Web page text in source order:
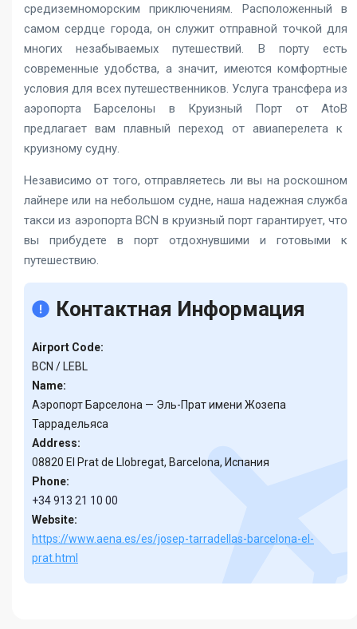
средиземноморским приключениям. Расположенный в
самом сердце города, он служит отправной точкой для
многих незабываемых путешествий. В порту есть
современные удобства, а значит, имеются комфортные
условия для всех путешественников. Услуга трансфера из
аэропорта Барселоны в Круизный Порт от AtoB
предлагает вам плавный переход от авиаперелета к
круизному судну.
Независимо от того, отправляетесь ли вы на роскошном
лайнере или на небольшом судне, наша надежная служба
такси из аэропорта BCN в круизный порт гарантирует, что
вы прибудете в порт отдохнувшими и готовыми к
путешествию.
Контактная Информация
Airport Code:
BCN / LEBL
Name:
Аэропорт Барселона — Эль-Прат имени Жозепа
Таррадельяса
Address:
08820 El Prat de Llobregat, Barcelona, Испания
Phone:
+34 913 21 10 00
Website:
https://www.aena.es/es/josep-tarradellas-barcelona-el-
prat.html